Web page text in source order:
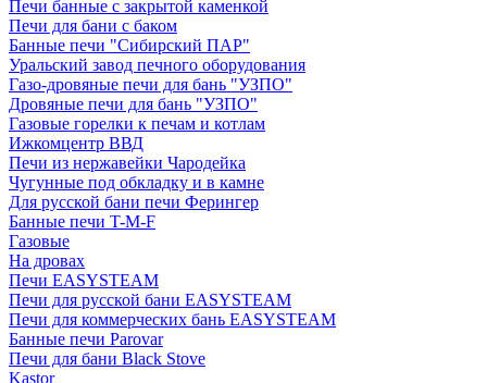
Печи банные с закрытой каменкой
Печи для бани с баком
Банные печи "Сибирский ПАР"
Уральский завод печного оборудования
Газо-дровяные печи для бань "УЗПО"
Дровяные печи для бань "УЗПО"
Газовые горелки к печам и котлам
Ижкомцентр ВВД
Печи из нержавейки Чародейка
Чугунные под обкладку и в камне
Для русской бани печи Ферингер
Банные печи T-M-F
Газовые
На дровах
Печи EASYSTEAM
Печи для русской бани EASYSTEAM
Печи для коммерческих бань EASYSTEAM
Банные печи Parovar
Печи для бани Black Stove
Kastor